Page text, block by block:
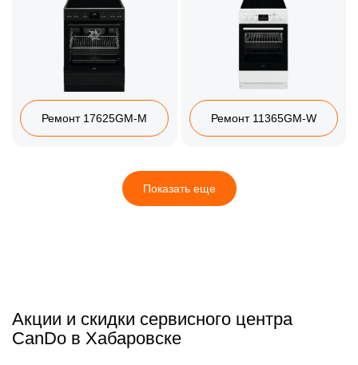
Ремонт 17625GM-M Ремонт 11365GM-W
Показать еще
Акции и скидки сервисного центра
CanDo в Хабаровске